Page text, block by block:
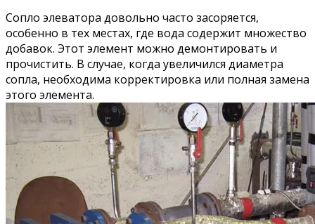
Сопло элеватора довольно часто засоряется,
особенно в тех местах, где вода содержит множество
добавок. Этот элемент можно демонтировать и
прочистить. В случае, когда увеличился диаметра
сопла, необходима корректировка или полная замена
этого элемента.